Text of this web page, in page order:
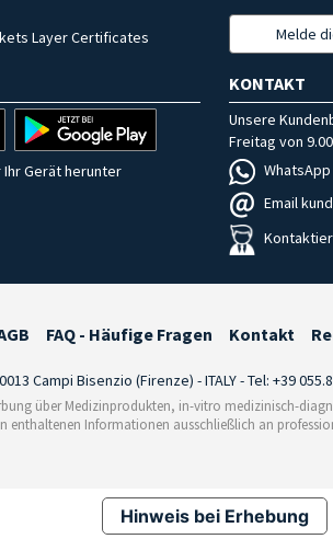
Layer Certificates Melde
Ihr Gerät herunter
KONTAKT
Unsere
Freitag von
WhatsApp
Email
FAQ - Häufige Fragen Kontakt
Campi Bisenzio (Firenze) - ITALY - Tel: +39
über Medizinprodukten, in-vitro medizinisch-
enthaltenen Informationen ausschließlich an
Hinweis bei Erhebung